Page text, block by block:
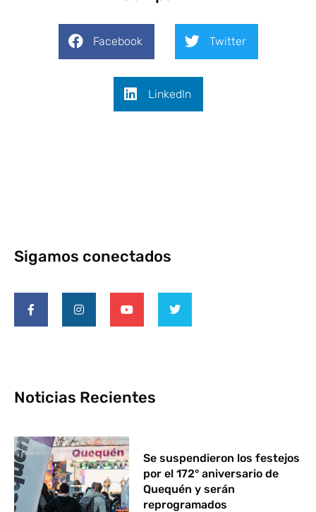
Facebook Twitter
LinkedIn
Sigamos conectados
Noticias Recientes
Se suspendieron los festejos
por el 172° aniversario de
Quequén y serán
reprogramados